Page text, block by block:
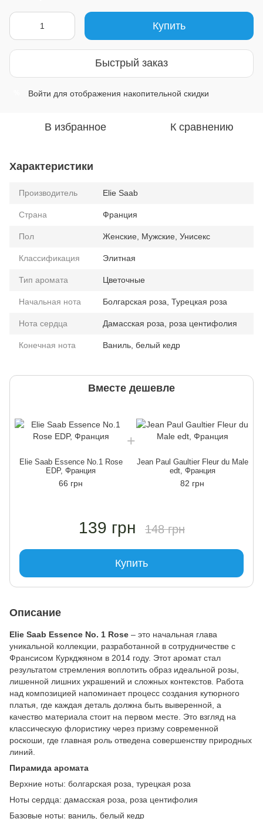
Купить
Быстрый заказ
Войти для отображения накопительной скидки
В избранное К сравнению
Характеристики
Производитель Elie Saab
Страна Франция
Пол Женские, Мужские, Унисекс
Классификация Элитная
Тип аромата Цветочные
Начальная нота Болгарская роза, Турецкая роза
Нота сердца Дамасская роза, роза центифолия
Конечная нота Ваниль, белый кедр
Вместе дешевле
Elie Saab Essence No.1 Rose
EDP, Франция
66 грн
Jean Paul Gaultier Fleur du Male
edt, Франция
82 грн
139 грн 148 грн
Купить
Описание
Elie Saab Essence No. 1 Rose – это начальная глава
уникальной коллекции, разработанной в сотрудничестве с
Франсисом Куркджяном в 2014 году. Этот аромат стал
результатом стремления воплотить образ идеальной розы,
лишенной лишних украшений и сложных контекстов. Работа
над композицией напоминает процесс создания кутюрного
платья, где каждая деталь должна быть выверенной, а
качество материала стоит на первом месте. Это взгляд на
классическую флористику через призму современной
роскоши, где главная роль отведена совершенству природных
линий.
Пирамида аромата
Верхние ноты: болгарская роза, турецкая роза
Ноты сердца: дамасская роза, роза центифолия
Базовые ноты: ваниль, белый кедр